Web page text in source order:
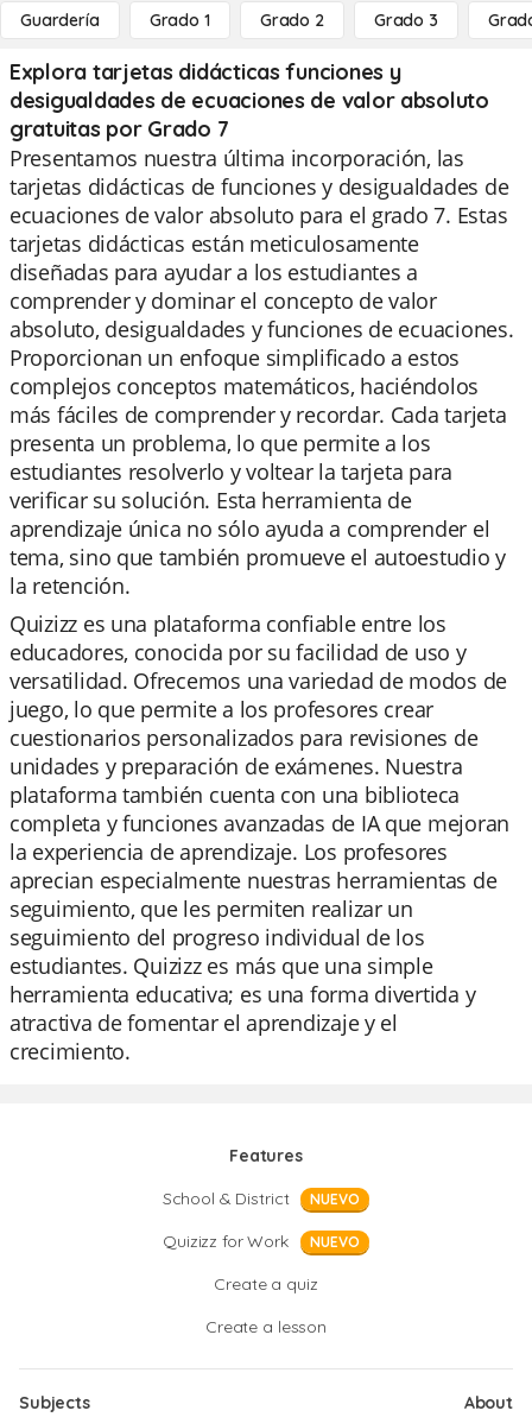
Guardería Grado 1 Grado 2 Grado 3
Explora tarjetas didácticas funciones y
desigualdades de ecuaciones de valor absoluto
gratuitas por Grado 7
Presentamos nuestra última incorporación, las
tarjetas didácticas de funciones y desigualdades de
ecuaciones de valor absoluto para el grado 7. Estas
tarjetas didácticas están meticulosamente
diseñadas para ayudar a los estudiantes a
comprender y dominar el concepto de valor
absoluto, desigualdades y funciones de ecuaciones.
Proporcionan un enfoque simplificado a estos
complejos conceptos matemáticos, haciéndolos
más fáciles de comprender y recordar. Cada tarjeta
presenta un problema, lo que permite a los
estudiantes resolverlo y voltear la tarjeta para
verificar su solución. Esta herramienta de
aprendizaje única no sólo ayuda a comprender el
tema, sino que también promueve el autoestudio y
la retención.
Quizizz es una plataforma confiable entre los
educadores, conocida por su facilidad de uso y
versatilidad. Ofrecemos una variedad de modos de
juego, lo que permite a los profesores crear
cuestionarios personalizados para revisiones de
unidades y preparación de exámenes. Nuestra
plataforma también cuenta con una biblioteca
completa y funciones avanzadas de IA que mejoran
la experiencia de aprendizaje. Los profesores
aprecian especialmente nuestras herramientas de
seguimiento, que les permiten realizar un
seguimiento del progreso individual de los
estudiantes. Quizizz es más que una simple
herramienta educativa; es una forma divertida y
atractiva de fomentar el aprendizaje y el
crecimiento.
Features
School & District
NUEVO
Quizizz for Work NUEVO
Create a quiz
Create a lesson
Subjects
About